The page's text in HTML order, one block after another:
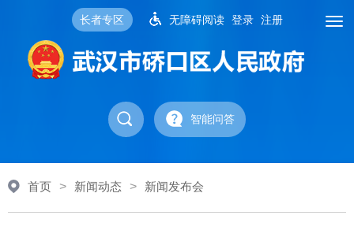
长者专区 无障碍阅读 登录 注册
智能问答
首页 > 新闻动态 > 新闻发布会